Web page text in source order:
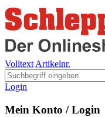
Volltext Artikelnr.
Login
Mein Konto / Login